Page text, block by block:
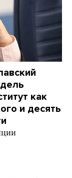
как
и десять